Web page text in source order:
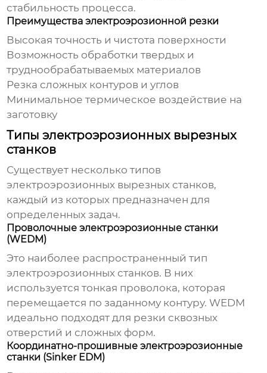
стабильность процесса.
Преимущества электроэрозионной резки
Высокая точность и чистота поверхности
Возможность обработки твердых и
труднообрабатываемых материалов
Резка сложных контуров и углов
Минимальное термическое воздействие на
заготовку
Типы электроэрозионных вырезных
станков
Существует несколько типов
электроэрозионных вырезных станков,
каждый из которых предназначен для
определенных задач.
Проволочные электроэрозионные станки
(WEDM)
Это наиболее распространенный тип
электроэрозионных станков. В них
используется тонкая проволока, которая
перемещается по заданному контуру. WEDM
идеально подходят для резки сквозных
отверстий и сложных форм.
Координатно-прошивные электроэрозионные
станки (Sinker EDM)